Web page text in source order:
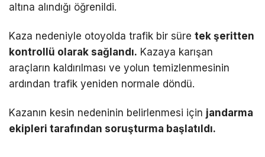
altına alındığı öğrenildi.
Kaza nedeniyle otoyolda trafik bir süre tek şeritten
kontrollü olarak sağlandı. Kazaya karışan
araçların kaldırılması ve yolun temizlenmesinin
ardından trafik yeniden normale döndü.
Kazanın kesin nedeninin belirlenmesi için jandarma
ekipleri tarafından soruşturma başlatıldı.